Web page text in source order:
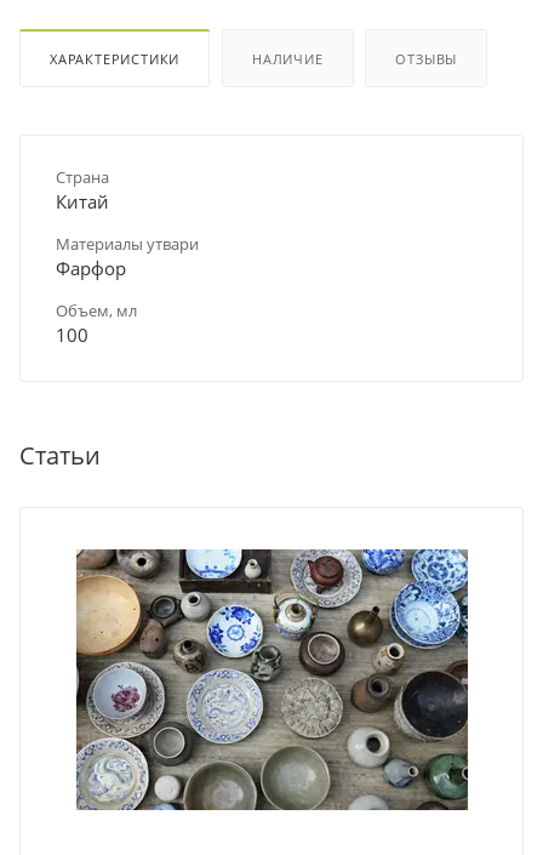
ХАРАКТЕРИСТИКИ НАЛИЧИЕ ОТЗЫВЫ
Страна
Китай
Материалы утвари
Фарфор
Объем, мл
100
Статьи